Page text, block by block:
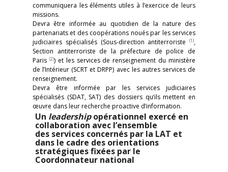
communiquera les éléments utiles à l’exercice de leurs
missions.
Devra être informée au quotidien de la nature des
partenariats et des coopérations noués par les services
judiciaires spécialisés (Sous-direction antiterroriste
(1),
Section antiterroriste de la préfecture de police de
Paris (2)) et les services de renseignement du ministère
de l’Intérieur (SCRT et DRPP) avec les autres services de
renseignement.
Devra être informée par les services judiciaires
spécialisés (SDAT, SAT) des dossiers qu’ils mettent en
œuvre dans leur recherche proactive d’information.
Un leadershipopérationnel exercé en
collaboration avec l’ensemble
des services concernés par la LAT et
dans le cadre des orientations
stratégiques fixées par le
Coordonnateur national